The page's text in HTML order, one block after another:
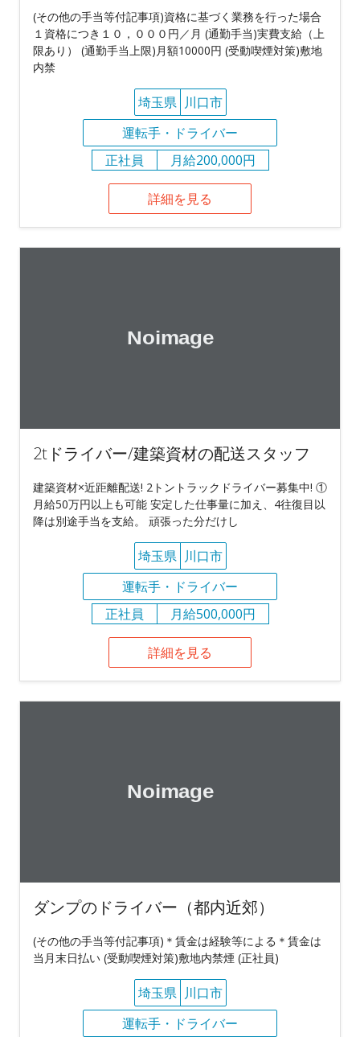
(その他の手当等付記事項)資格に基づく業務を行った場合
１資格につき１０，０００円／月 (通勤手当)実費支給（上
限あり） (通勤手当上限)月額10000円 (受動喫煙対策)敷地
内禁
埼玉県 川口市
運転手・ドライバー
正社員
月給200,000円
詳細を見る
2tドライバー/建築資材の配送スタッフ
建築資材×近距離配送! 2トントラックドライバー募集中! ①
月給50万円以上も可能 安定した仕事量に加え、4往復目以
降は別途手当を支給。 頑張った分だけし
埼玉県 川口市
運転手・ドライバー
正社員
月給500,000円
詳細を見る
ダンプのドライバー（都内近郊）
(その他の手当等付記事項)＊賃金は経験等による＊賃金は
当月末日払い (受動喫煙対策)敷地内禁煙 (正社員)
埼玉県 川口市
運転手・ドライバー